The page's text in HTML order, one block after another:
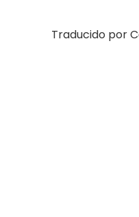
Traducido por